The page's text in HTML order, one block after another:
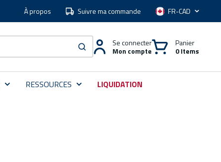
À propos Suivre ma commande Langue
soumettre une recherche
Se connecter
Mon compte
Panier
0 Items
RESSOURCES LIQUIDATION